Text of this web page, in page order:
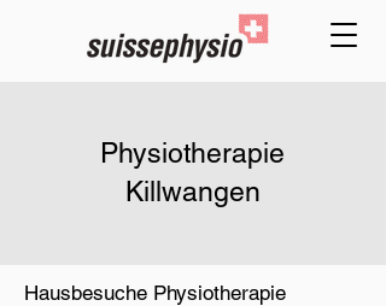
Physiotherapie
Killwangen
Hausbesuche Physiotherapie